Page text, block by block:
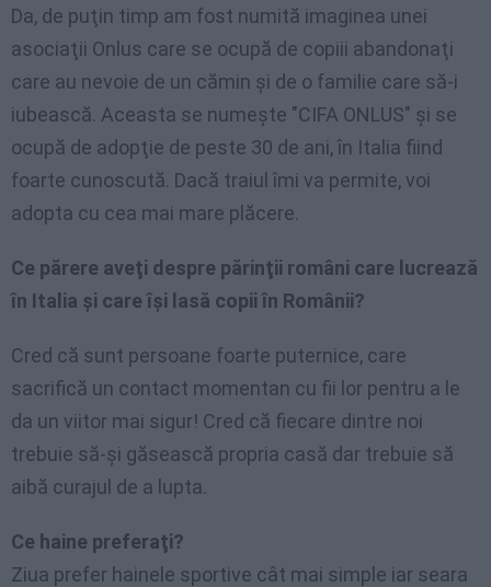
Da, de puţin timp am fost numită imaginea unei
asociaţii Onlus care se ocupă de copiii abandonaţi
care au nevoie de un cămin şi de o familie care să-i
iubească. Aceasta se numeşte "CIFA ONLUS" şi se
ocupă de adopţie de peste 30 de ani, în Italia fiind
foarte cunoscută. Dacă traiul îmi va permite, voi
adopta cu cea mai mare plăcere.
Ce părere aveţi despre părinţii români care lucrează
în Italia şi care îşi lasă copii în Românii?
Cred că sunt persoane foarte puternice, care
sacrifică un contact momentan cu fii lor pentru a le
da un viitor mai sigur! Cred că fiecare dintre noi
trebuie să-şi găsească propria casă dar trebuie să
aibă curajul de a lupta.
Ce haine preferaţi?
Ziua prefer hainele sportive cât mai simple iar seara